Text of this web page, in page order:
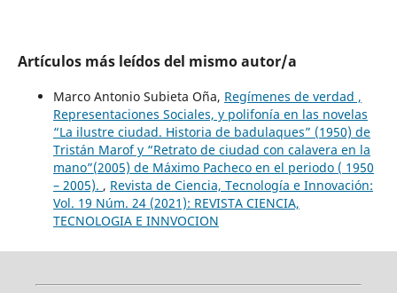
Artículos más leídos del mismo autor/a
Marco Antonio Subieta Oña, Regímenes de verdad ,
Representaciones Sociales, y polifonía en las novelas
“La ilustre ciudad. Historia de badulaques” (1950) de
Tristán Marof y “Retrato de ciudad con calavera en la
mano”(2005) de Máximo Pacheco en el periodo ( 1950
– 2005). , Revista de Ciencia, Tecnología e Innovación:
Vol. 19 Núm. 24 (2021): REVISTA CIENCIA,
TECNOLOGIA E INNVOCION